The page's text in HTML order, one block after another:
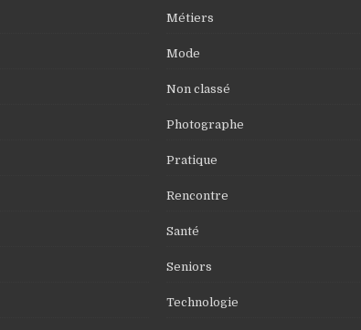
Métiers
Mode
Non classé
Photographe
Pratique
Rencontre
Santé
Seniors
Technologie